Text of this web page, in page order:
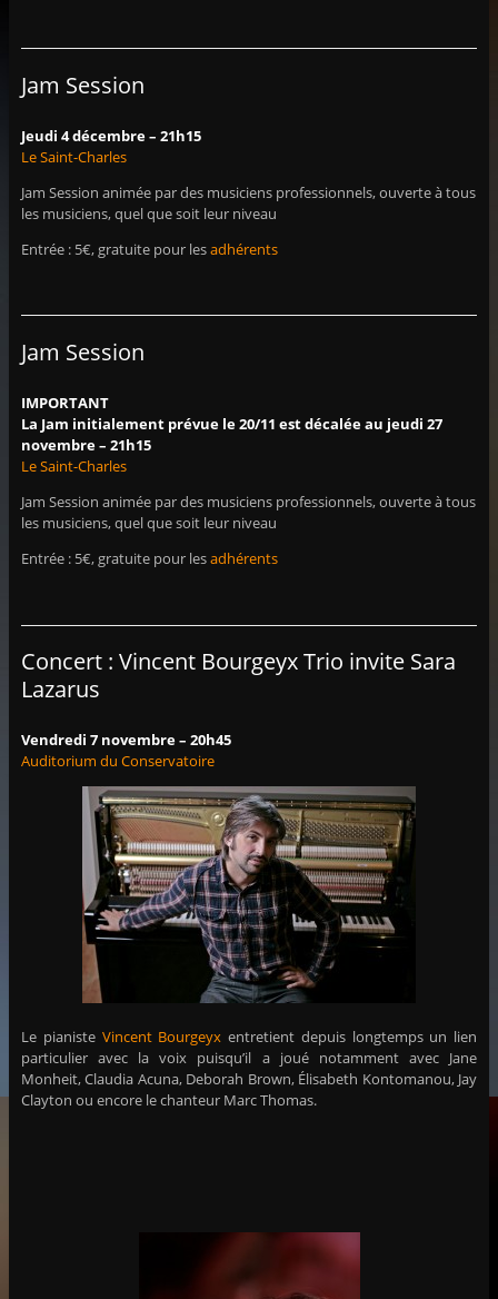
Jam Session
Jeudi 4 décembre – 21h15
Le Saint-Charles
Jam Session animée par des musiciens professionnels, ouverte à tous
les musiciens, quel que soit leur niveau
Entrée : 5€, gratuite pour lesadhérents
Jam Session
IMPORTANT
La Jam initialement prévue le 20/11 est décalée au jeudi 27
novembre – 21h15
Le Saint-Charles
Jam Session animée par des musiciens professionnels, ouverte à tous
les musiciens, quel que soit leur niveau
Entrée : 5€, gratuite pour lesadhérents
Concert : Vincent Bourgeyx Trio invite Sara
Lazarus
Vendredi 7 novembre – 20h45
Auditorium du Conservatoire
Le pianiste Vincent Bourgeyx entretient depuis longtemps un lien
particulier avec la voix puisqu’il a joué notamment avec Jane
Monheit, Claudia Acuna, Deborah Brown, Élisabeth Kontomanou, Jay
Clayton ou encore le chanteur Marc Thomas.